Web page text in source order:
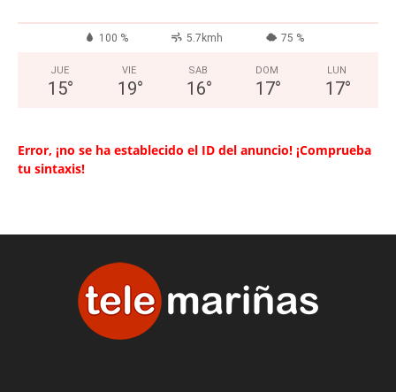
100 % 5.7kmh 75 %
JUE
15°
VIE
19°
SAB
16°
DOM
17°
LUN
17°
Error, ¡no se ha establecido el ID del anuncio! ¡Comprueba
tu sintaxis!